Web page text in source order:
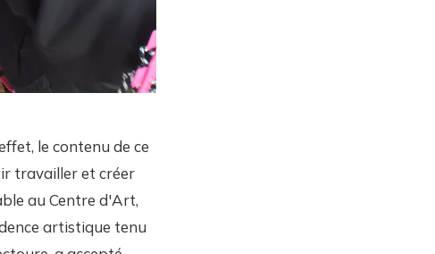
le contenu de ce
travailler et créer
au Centre d'Art,
artistique tenu